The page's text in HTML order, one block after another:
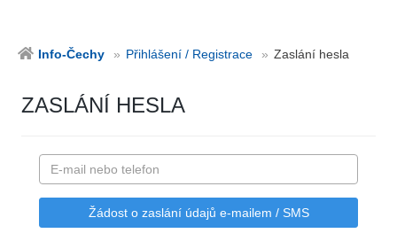
Info-Čechy Přihlášení / Registrace Zaslání hesla
ZASLÁNÍ HESLA